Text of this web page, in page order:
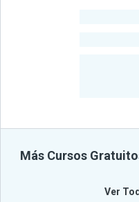
Más Cursos
Ver